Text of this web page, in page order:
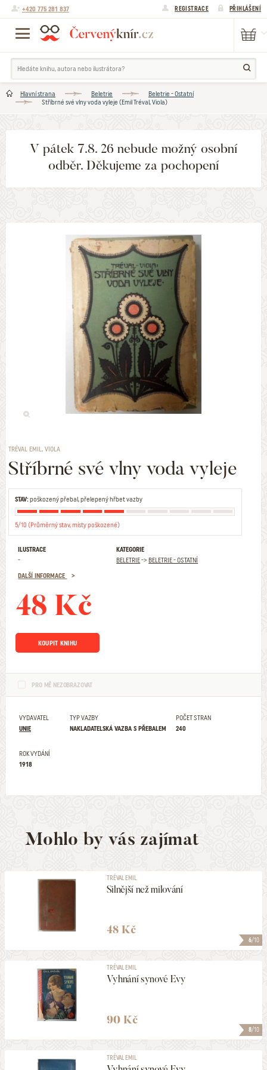
+420 775 281 837 REGISTRACE PŘIHLÁŠENÍ
Hlavní strana Beletrie
Beletrie - Ostatní
Stříbrné své vlny voda vyleje (Emil Tréval, Viola)
V pátek 7.8. 26 nebude možný osobní
odběr. Děkujeme za pochopení
TRÉVAL EMIL, VIOLA
Stříbrné své vlny voda vyleje
STAV:poškozený přebal, přelepený hřbet vazby
5/10 (Průměrný stav, místy poškozené)
ILUSTRACE
-
KATEGORIE
BELETRIE->BELETRIE - OSTATNÍ
DALŠÍ INFORMACE
48 Kč
KOUPIT KNIHU
PRO MĚ NEZOBRAZOVAT
VYDAVATEL
UNIE
TYP VAZBY
NAKLADATELSKÁ VAZBA S PŘEBALEM
POČET STRAN
240
ROK VYDÁNÍ
1918
Mohlo by vás zajímat
6/10
TRÉVAL EMIL
Silnější než milování
48 Kč
8/10
TRÉVAL EMIL
Vyhnání synové Evy
90 Kč
TRÉVAL EMIL